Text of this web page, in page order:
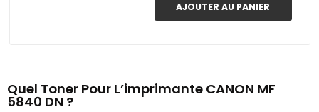
AJOUTER AU PANIER
Quel Toner Pour L’imprimante CANON MF
5840 DN ?